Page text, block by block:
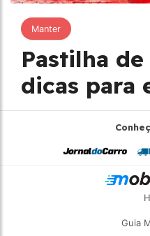
Manter
Pastilha
dicas para
Guia